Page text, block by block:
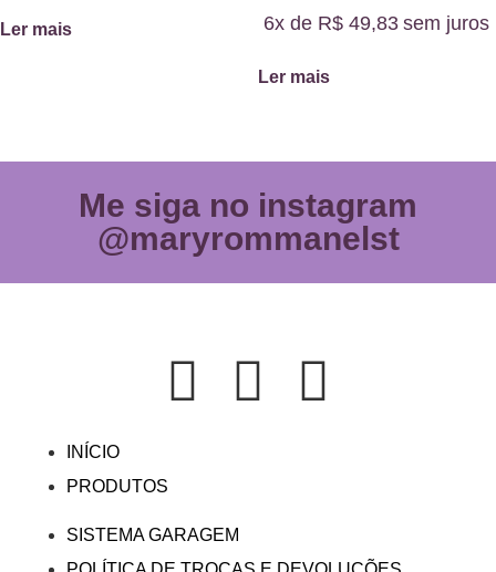
Ler mais 6x de R$ 49,83 sem juros
Ler mais
Me siga no instagram
@maryrommanelst
INÍCIO
PRODUTOS
SISTEMA GARAGEM